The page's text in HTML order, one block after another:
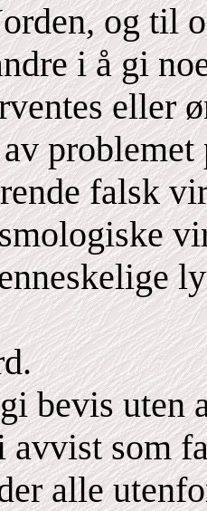
og til
i å gi
eller
falsk
bevis uten
avvist som
alle